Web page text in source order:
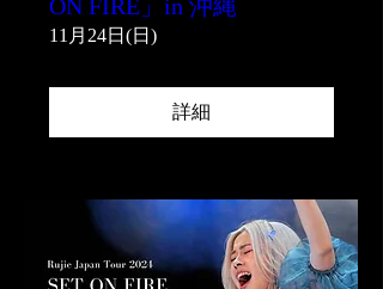
ON FIRE」in 沖縄
11月24日(日)
詳細